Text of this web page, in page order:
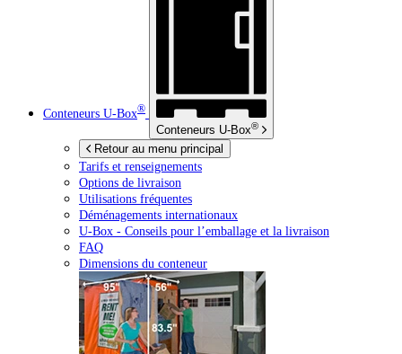
Conteneurs U-Box®
Conteneurs U-Box®
Retour au menu principal
Tarifs et renseignements
Options de livraison
Utilisations fréquentes
Déménagements internationaux
U-Box - Conseils pour l’emballage et la livraison
FAQ
Dimensions du conteneur